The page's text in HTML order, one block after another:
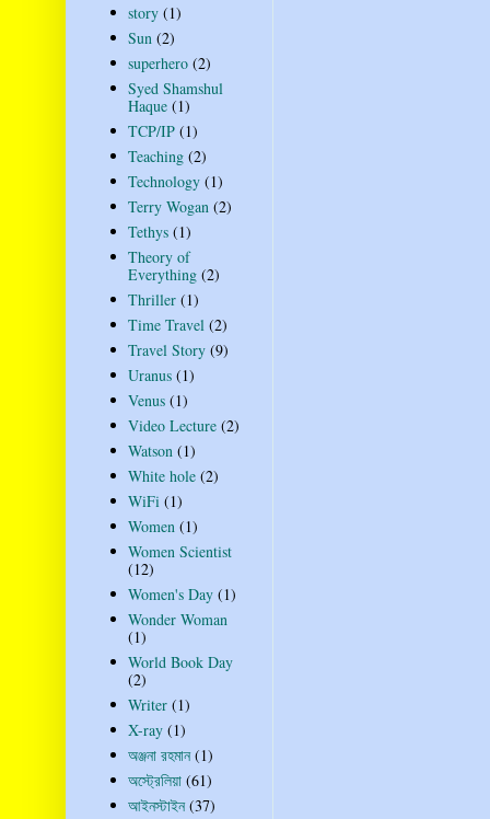
story (1)
Sun (2)
superhero (2)
Syed Shamshul
Haque (1)
TCP/IP (1)
Teaching (2)
Technology (1)
Terry Wogan (2)
Tethys (1)
Theory of
Everything (2)
Thriller (1)
Time Travel (2)
Travel Story (9)
Uranus (1)
Venus (1)
Video Lecture (2)
Watson (1)
White hole (2)
WiFi (1)
Women (1)
Women Scientist
(12)
Women's Day (1)
Wonder Woman
(1)
World Book Day
(2)
Writer (1)
X-ray (1)
অঞ্জনা রহমান (1)
অস্ট্রেলিয়া (61)
আইনস্টাইন (37)